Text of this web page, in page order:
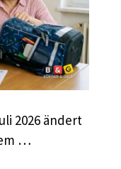
2026 ändert
…